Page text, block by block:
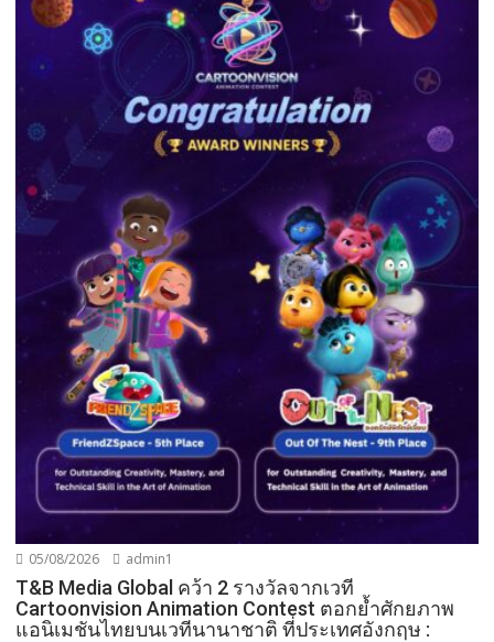
05/08/2026 admin1
T&B Media Global คว้า 2 รางวัลจากเวที
Cartoonvision Animation Contest ตอกย้ำศักยภาพ
แอนิเมชันไทยบนเวทีนานาชาติ ที่ประเทศอังกฤษ :